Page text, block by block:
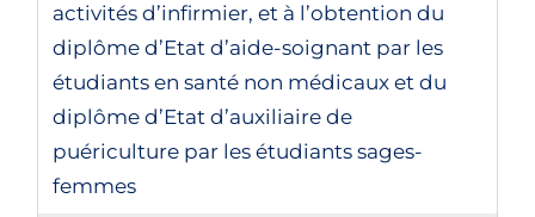
activités d’infirmier, et à l’obtention du
diplôme d’Etat d’aide-soignant par les
étudiants en santé non médicaux et du
diplôme d’Etat d’auxiliaire de
puériculture par les étudiants sages-
femmes